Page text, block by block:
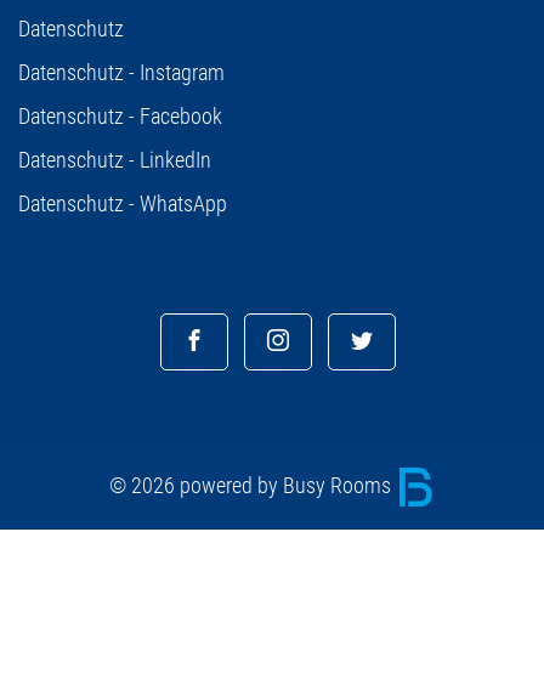
Datenschutz
Datenschutz - Instagram
Datenschutz - Facebook
Datenschutz - LinkedIn
Datenschutz - WhatsApp
© 2026 powered by Busy Rooms